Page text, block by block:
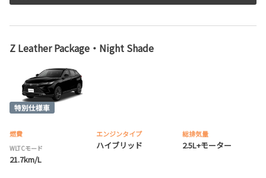
Z Leather Package・Night Shade
燃費
WLTCモード
21.7km/L
エンジンタイプ
ハイブリッド
総排気量
2.5L+モーター